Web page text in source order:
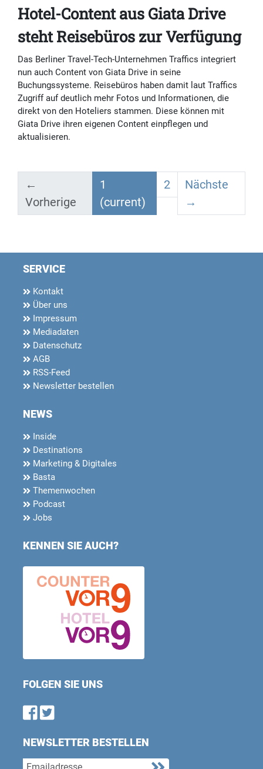
Hotel-Content aus Giata Drive
steht Reisebüros zur Verfügung
Das Berliner Travel-Tech-Unternehmen Traffics integriert
nun auch Content von Giata Drive in seine
Buchungssysteme. Reisebüros haben damit laut Traffics
Zugriff auf deutlich mehr Fotos und Informationen, die
direkt von den Hoteliers stammen. Diese können mit
Giata Drive ihren eigenen Content einpflegen und
aktualisieren.
←
Vorherige
1
(current)
2
Nächste
→
SERVICE
Kontakt
Über uns
Impressum
Mediadaten
Datenschutz
AGB
RSS-Feed
Newsletter bestellen
NEWS
Inside
Destinations
Marketing & Digitales
Basta
Themenwochen
Podcast
Jobs
KENNEN SIE AUCH?
FOLGEN SIE UNS
Find us on Facebook
Follow us on Twitter
NEWSLETTER BESTELLEN